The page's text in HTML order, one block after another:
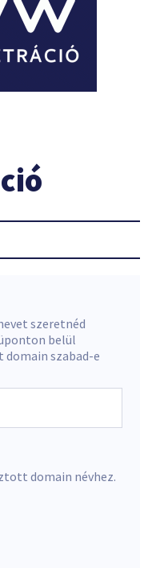
szeretnéd
belül
szabad-e
domain névhez.